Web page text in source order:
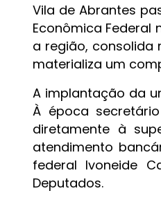
Vila de Abrantes
Econômica Federal
a região, consolida
materializa um
A implantação da
À época
diretamente à
atendimento
federal Ivoneide
Deputados.